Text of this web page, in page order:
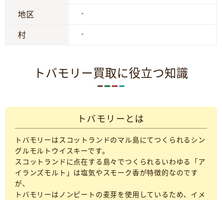
地区 -
村 -
トバモリー買取に役立つ知識
トバモリーとは
トバモリーはスコットランドのマル島にてつくられるシン
グルモルトウイスキーです。
スコットランドに点在する島々でつくられるいわゆる「ア
イランズモルト」は塩気やスモーク香が特徴的なのです
が、
トバモリーはノンピートの麦芽を使用しているため、イメ